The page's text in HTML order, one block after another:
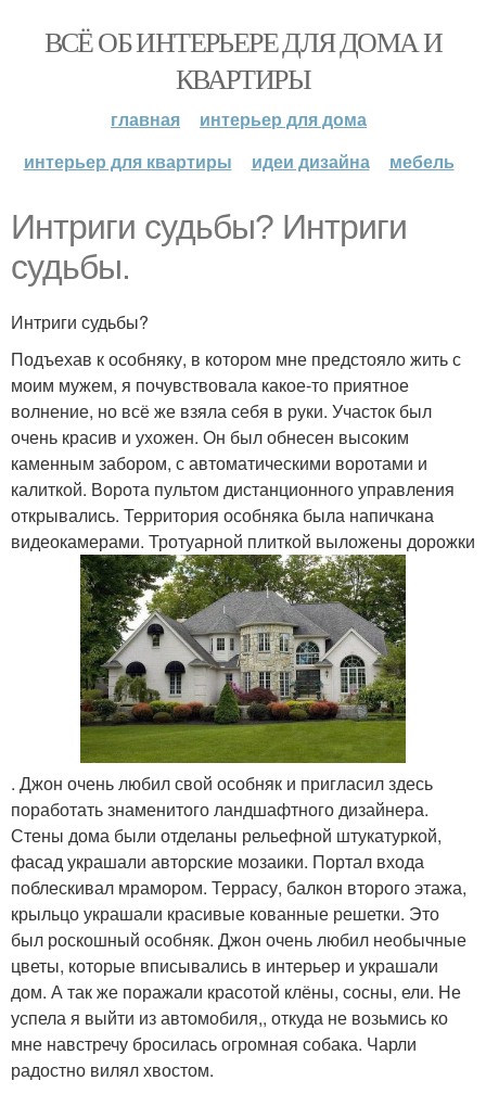
ВСЁ ОБ ИНТЕРЬЕРЕ ДЛЯ ДОМА И
КВАРТИРЫ
главная
интерьер для дома
интерьер для квартиры
идеи дизайна мебель
Интриги судьбы? Интриги
судьбы.
Интриги судьбы?
Подъехав к особняку, в котором мне предстояло жить с
моим мужем, я почувствовала какое-то приятное
волнение, но всё же взяла себя в руки. Участок был
очень красив и ухожен. Он был обнесен высоким
каменным забором, с автоматическими воротами и
калиткой. Ворота пультом дистанционного управления
открывались. Территория особняка была напичкана
видеокамерами. Тротуарной плиткой выложены дорожки
. Джон очень любил свой особняк и пригласил здесь
поработать знаменитого ландшафтного дизайнера.
Стены дома были отделаны рельефной штукатуркой,
фасад украшали авторские мозаики. Портал входа
поблескивал мрамором. Террасу, балкон второго этажа,
крыльцо украшали красивые кованные решетки. Это
был роскошный особняк. Джон очень любил необычные
цветы, которые вписывались в интерьер и украшали
дом. А так же поражали красотой клёны, сосны, ели. Не
успела я выйти из автомобиля,, откуда не возьмись ко
мне навстречу бросилась огромная собака. Чарли
радостно вилял хвостом.